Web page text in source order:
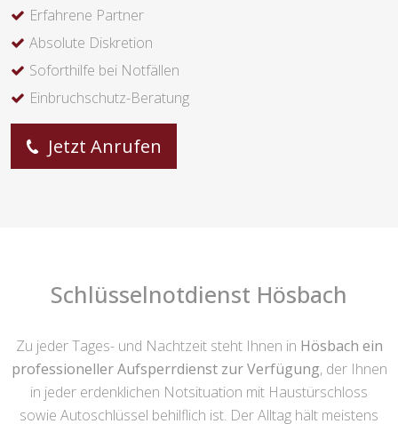
Erfahrene Partner
Absolute Diskretion
Soforthilfe bei Notfällen
Einbruchschutz-Beratung
Jetzt Anrufen
Schlüsselnotdienst Hösbach
Zu jeder Tages- und Nachtzeit steht Ihnen in Hösbach ein
professioneller Aufsperrdienst zur Verfügung, der Ihnen
in jeder erdenklichen Notsituation mit Haustürschloss
sowie Autoschlüssel behilflich ist. Der Alltag hält meistens